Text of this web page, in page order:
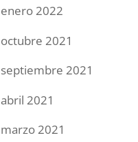
enero 2022
octubre 2021
septiembre 2021
abril 2021
marzo 2021